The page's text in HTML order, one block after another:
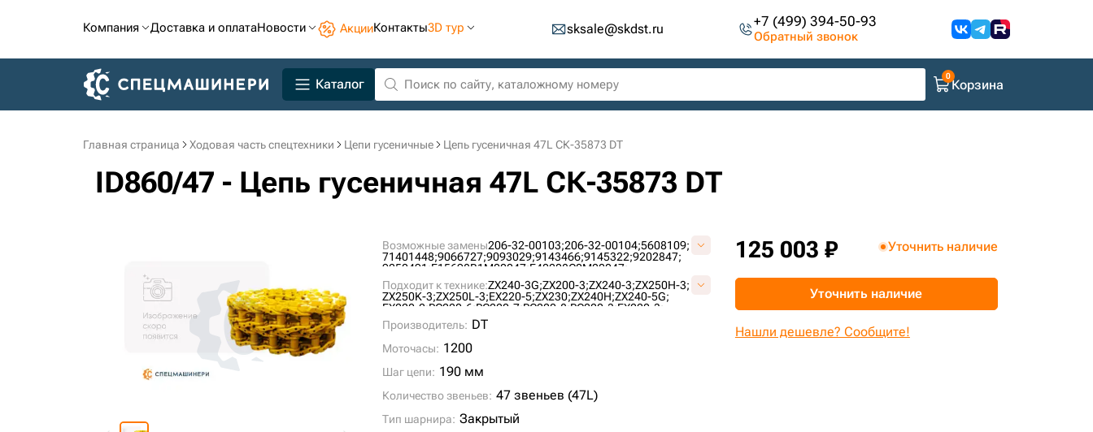
Компания Доставка и оплатаНовости АкцииКонтакты3D тур sksale@skdst.ru +7 (499) 394-50-93
Обратный звонок
Каталог Корзина
Главная страница Ходовая часть спецтехники Цепи гусеничные Цепь гусеничная 47L СК-35873 DT
ID860/47 - Цепь гусеничная 47L СК-35873 DT
Возможные замены206-32-00103;206-32-00104;5608109;
71401448;9066727;9093029;9143466;9145322;9202847;
9250491;E15698B1M00047;E40208C0M00047;
E40220A0M00047;
ID1690/47;ID860/47; KM3807/47;
KM782/47;LH1075/47;SI776/47;VE1569B647;VE1569B847;
VKM782/47HDV;
Подходит к технике:ZX240-3G;ZX200-3;ZX240-3;ZX250H-3;
ZX250K-3;ZX250L-3;EX220-5;ZX230;ZX240H;ZX240-5G;
EX220-2;PC220-6;PC220-7;PC220-8;PC220-3;EX220-3;
ZX240;
790D;
PC230-7;PC240-3;PC240-5;
XE215;
XE210;
Производитель: DT
Моточасы: 1200
Шаг цепи: 190 мм
Количество звеньев: 47 звеньев (47L)
Тип шарнира: Закрытый
125 003 ₽ Уточнить наличие
Уточнить наличие
Нашли дешевле? Сообщите!